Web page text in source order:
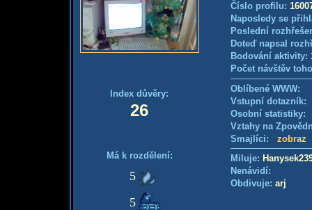
Index důvěry:
26
Má k rozdělení:
5
5
Číslo profilu:
Naposledy se
Poslední
Doteď napsal
Bodování aktivity:
Počet návštěv
Oblíbené WWW:
Vstupní
Osobní
Vztahy na
Smajlíci: zobraz
Miluje:
Nenávidí:
Obdivuje: arj